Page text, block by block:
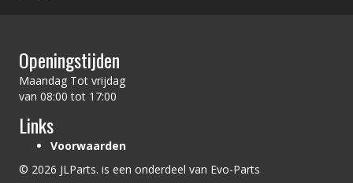
Openingstijden
Maandag Tot vrijdag
van 08:00 tot 17:00
Links
Voorwaarden
© 2026 JLParts. is een onderdeel van Evo-Parts